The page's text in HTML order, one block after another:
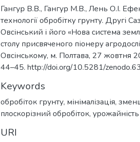
Гангур В.В., Гангур М.В., Лень О.І.
технології обробітку грунту. Другі
Овсінський і його «Нова система
столу присвяченого піонеру
Овсінському, м. Полтава, 27 жовтня
44–45. http://doi.org/10.5281/
Keywords
обробіток грунту, мінімалізація,
плоскорізний обробіток, урожайність
URI